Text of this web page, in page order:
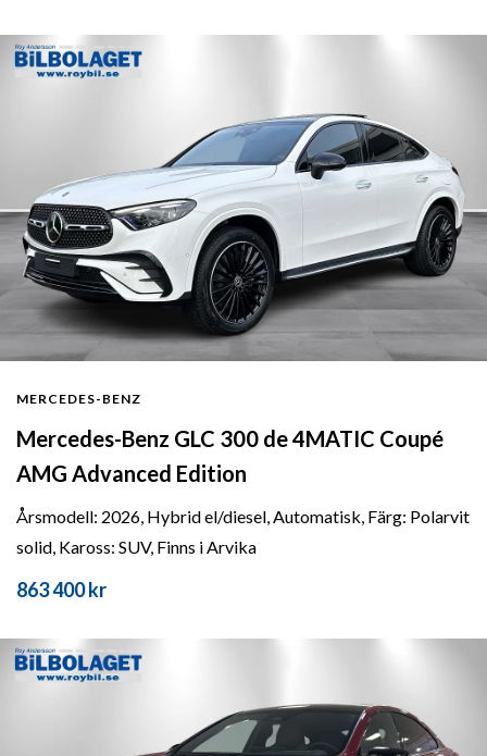
MERCEDES-BENZ
Mercedes-Benz GLC 300 de 4MATIC Coupé
AMG Advanced Edition
Årsmodell: 2026, Hybrid el/diesel, Automatisk, Färg: Polarvit
solid, Kaross: SUV, Finns i Arvika
863 400 kr